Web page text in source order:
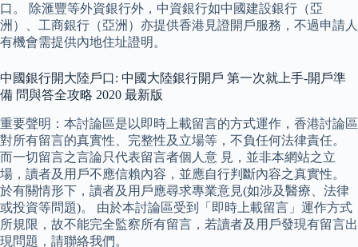
口。 除滙豐等外資銀行外，中資銀行如中國建設銀行（亞
洲）、工商銀行（亞洲）亦提供香港見證開戶服務，不過申請人
有機會需提供內地住址證明。
中國銀行開大陸戶口: 中國大陸銀行開戶 第一次就上手-開戶準
備 問與答全攻略 2020 最新版
重要聲明：本討論區是以即時上載留言的方式運作，香港討論區
對所有留言的真實性、完整性及立場等，不負任何法律責任。
而一切留言之言論只代表留言者個人意 見，並非本網站之立
場，讀者及用戶不應信賴內容，並應自行判斷內容之真實性。
於有關情形下，讀者及用戶應尋求專業意見(如涉及醫療、法律
或投資等問題)。 由於本討論區受到「即時上載留言」運作方式
所規限，故不能完全監察所有留言，若讀者及用戶發現有留言出
現問題，請聯絡我們。